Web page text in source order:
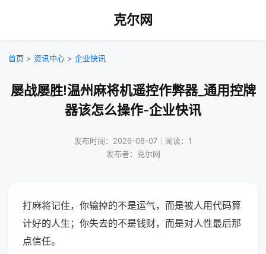
克尔网
首页 > 资讯中心 > 企业快讯
屡战屡胜!温州麻将机遥控作弊器_通用控牌
器该怎么操作-企业快讯
发布时间：2026-08-07｜阅读：1
发布者：克尔网
打麻将记住，你输掉的不是运气，而是被人用代码算
计好的人生；你失去的不是钱财，而是对人性最后那
点信任。